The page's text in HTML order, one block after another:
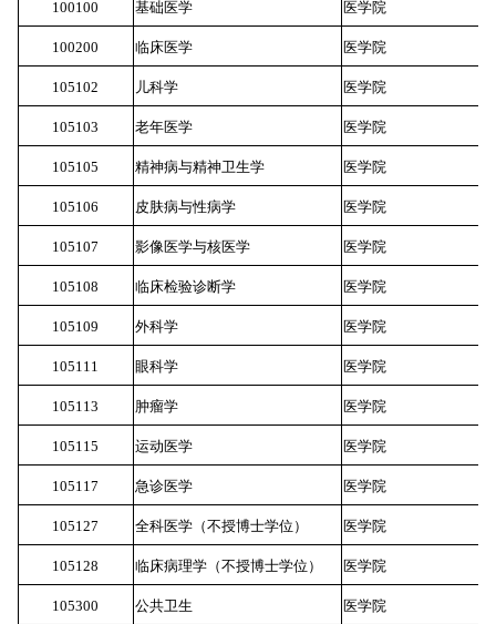
100100 基础医学 医学院
100200 临床医学 医学院
105102 儿科学 医学院
105103 老年医学 医学院
105105 精神病与精神卫生学 医学院
105106 皮肤病与性病学 医学院
105107 影像医学与核医学 医学院
105108 临床检验诊断学 医学院
105109 外科学 医学院
105111 眼科学 医学院
105113 肿瘤学 医学院
105115 运动医学 医学院
105117 急诊医学 医学院
105127 全科医学（不授博士学位） 医学院
105128 临床病理学（不授博士学位） 医学院
105300 公共卫生 医学院